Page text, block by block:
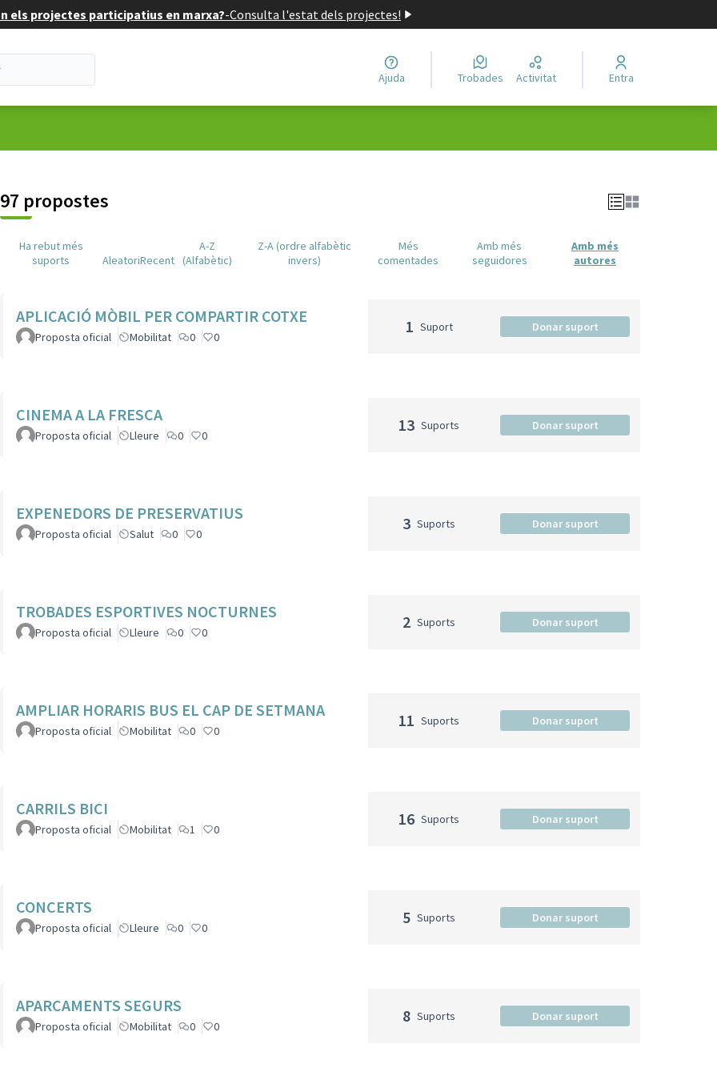
els projectes participatius en marxa?-Consulta l'estat dels projectes!
Ajuda Trobades Activitat Entra
97 propostes
Ha rebut més
suports
AleatoriRecent
A-Z
(Alfabètic)
Z-A (ordre alfabètic
invers)
Més
comentades
Amb més
seguidores
Amb més
autores
APLICACIÓ MÒBIL PER COMPARTIR COTXE
Proposta oficial Mobilitat 0 0
1 Suport Donar suport
CINEMA A LA FRESCA
Proposta oficial Lleure 0 0
13 Suports Donar suport
EXPENEDORS DE PRESERVATIUS
Proposta oficial Salut 0 0
3 Suports Donar suport
TROBADES ESPORTIVES NOCTURNES
Proposta oficial Lleure 0 0
2 Suports Donar suport
AMPLIAR HORARIS BUS EL CAP DE SETMANA
Proposta oficial Mobilitat 0 0
11 Suports Donar suport
CARRILS BICI
Proposta oficial Mobilitat 1 0
16 Suports Donar suport
CONCERTS
Proposta oficial Lleure 0 0
5 Suports Donar suport
APARCAMENTS SEGURS
Proposta oficial Mobilitat 0 0
8 Suports Donar suport